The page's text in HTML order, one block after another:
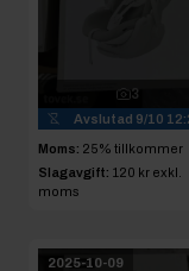
3
Avslutad 9/10
Moms: 25% tillkommer
Slagavgift: 120 kr exkl.
moms
2025-10-09